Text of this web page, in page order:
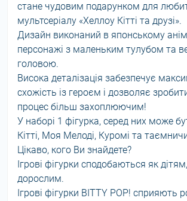
стане чудовим подарунком для
мультсеріалу «Хеллоу Кітті та друзі».
Дизайн виконаний в японському
персонажі з маленьким тулубом та
головою.
Висока деталізація забезпечує
схожість із героєм і дозволяє
процес більш захоплюючим!
У наборі 1 фігурка, серед них може
Кітті, Моя Мелоді, Куромі та
Цікаво, кого Ви знайдете?
Ігрові фігурки сподобаються як
дорослим.
Ігрові фігурки BITTY POP! сприяють